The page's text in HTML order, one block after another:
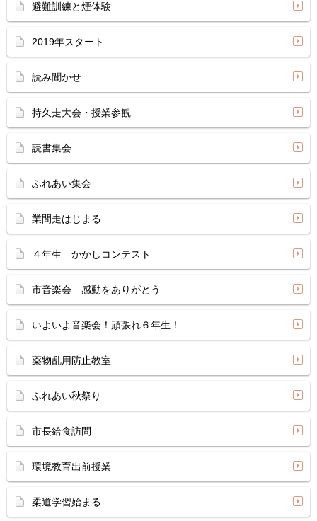
避難訓練と煙体験
2019年スタート
読み聞かせ
持久走大会・授業参観
読書集会
ふれあい集会
業間走はじまる
４年生 かかしコンテスト
市音楽会 感動をありがとう
いよいよ音楽会！頑張れ６年生！
薬物乱用防止教室
ふれあい秋祭り
市長給食訪問
環境教育出前授業
柔道学習始まる